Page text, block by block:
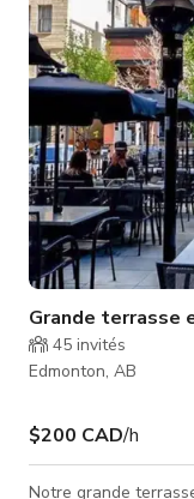
Grande terrasse
45 invités
Edmonton, AB
$200 CAD/h
Notre grande